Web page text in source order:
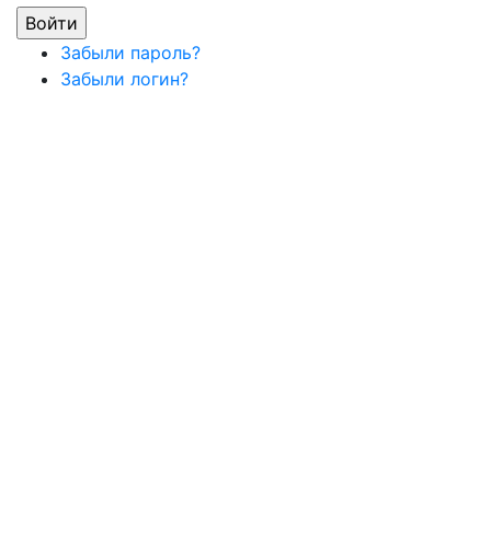
Забыли пароль?
Забыли логин?